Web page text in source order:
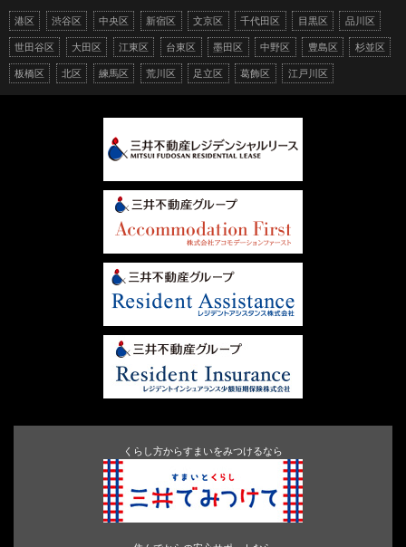
港区 渋谷区 中央区 新宿区 文京区 千代田区 目黒区 品川区
世田谷区 大田区 江東区 台東区 墨田区 中野区 豊島区 杉並区
板橋区 北区 練馬区 荒川区 足立区 葛飾区 江戸川区
くらし方からすまいをみつけるなら